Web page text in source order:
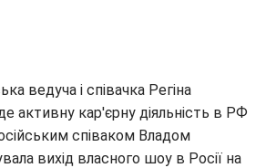
ведуча і співачка Регіна
активну кар'єрну діяльність в РФ
співаком Владом
вихід власного шоу в Росії на